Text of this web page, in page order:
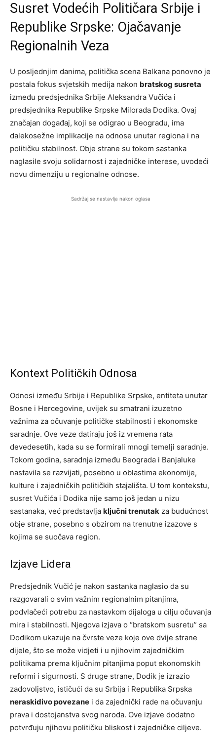
Susret Vodećih Političara Srbije i
Republike Srpske: Ojačavanje
Regionalnih Veza
U posljednjim danima, politička scena Balkana ponovno je
postala fokus svjetskih medija nakon bratskog susreta
između predsjednika Srbije Aleksandra Vučića i
predsjednika Republike Srpske Milorada Dodika. Ovaj
značajan događaj, koji se odigrao u Beogradu, ima
dalekosežne implikacije na odnose unutar regiona i na
političku stabilnost. Obje strane su tokom sastanka
naglasile svoju solidarnost i zajedničke interese, uvodeći
novu dimenziju u regionalne odnose.
Sadržaj se nastavlja nakon oglasa
Kontext Političkih Odnosa
Odnosi između Srbije i Republike Srpske, entiteta unutar
Bosne i Hercegovine, uvijek su smatrani izuzetno
važnima za očuvanje političke stabilnosti i ekonomske
saradnje. Ove veze datiraju još iz vremena rata
devedesetih, kada su se formirali mnogi temelji saradnje.
Tokom godina, saradnja između Beograda i Banjaluke
nastavila se razvijati, posebno u oblastima ekonomije,
kulture i zajedničkih političkih stajališta. U tom kontekstu,
susret Vučića i Dodika nije samo još jedan u nizu
sastanaka, već predstavlja ključni trenutak za budućnost
obje strane, posebno s obzirom na trenutne izazove s
kojima se suočava region.
Izjave Lidera
Predsjednik Vučić je nakon sastanka naglasio da su
razgovarali o svim važnim regionalnim pitanjima,
podvlačeći potrebu za nastavkom dijaloga u cilju očuvanja
mira i stabilnosti. Njegova izjava o “bratskom susretu” sa
Dodikom ukazuje na čvrste veze koje ove dvije strane
dijele, što se može vidjeti i u njihovim zajedničkim
politikama prema ključnim pitanjima poput ekonomskih
reformi i sigurnosti. S druge strane, Dodik je izrazio
zadovoljstvo, ističući da su Srbija i Republika Srpska
neraskidivo povezane i da zajednički rade na očuvanju
prava i dostojanstva svog naroda. Ove izjave dodatno
potvrđuju njihovu političku bliskost i zajedničke ciljeve.